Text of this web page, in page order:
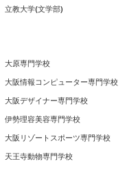
立教大学(文学部)
大原専門学校
大阪情報コンピューター専門学校
大阪デザイナー専門学校
伊勢理容美容専門学校
大阪リゾートスポーツ専門学校
天王寺動物専門学校